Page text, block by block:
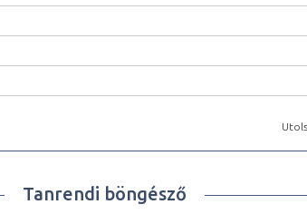
Tanrendi böngésző